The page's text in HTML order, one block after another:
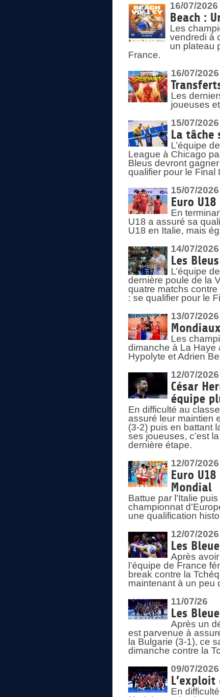
16/07/2026
Beach :
Les
vendredi à
un plateau
France.
16/07/2026
Les
joueuses
15/07/2026
La tâche
L’équipe
League à Chicago
Bleus devront
qualifier pour le Final
15/07/2026
Euro
En
U18 a assuré sa
U18 en Italie, mais
14/07/2026
Les
L’équipe
dernière poule de la
quatre matchs
: se qualifier pour le
13/07/2026
Les
dimanche à La Haye
Hypolyte et Adrien
12/07/2026
César
équipe
En difficulté au
assuré leur maintien
(3-2) puis en battant
ses joueuses, c’est
dernière étape.
12/07/2026
Euro
Mondial
Battue par l'Italie
championnat
une qualification
12/07/2026
Les
Après
l’équipe de France
break contre la
maintenant à un peu
11/07/26
Les
Après un
est parvenue à
la Bulgarie (3-1), ce
dimanche contre la
09/07/2026
En